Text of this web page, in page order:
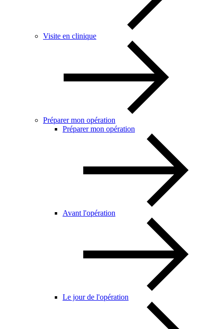
Visite en clinique
Préparer mon opération
Préparer mon opération
Avant l'opération
Le jour de l'opération